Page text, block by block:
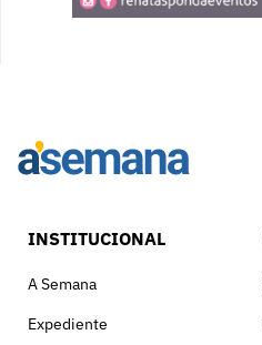
INSTITUCIONAL
A Semana
Expediente